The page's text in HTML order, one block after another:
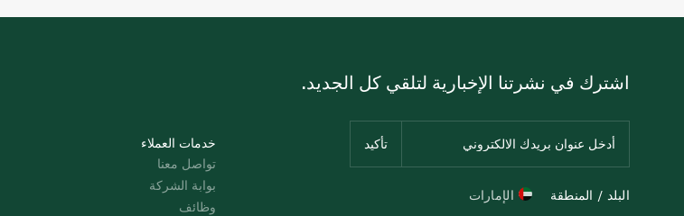
خدمات العملاء
تواصل معنا
بوابة الشركة
وظائف
اشترك في نشرتنا الإخبارية لتلقي كل الجديد.
البلد / المنطقة الإمارات